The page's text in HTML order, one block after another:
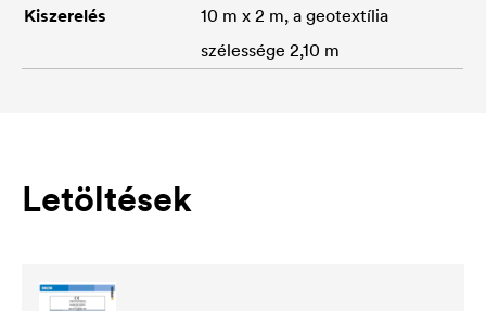
Kiszerelés
10 m x 2 m, a geotextília
szélessége 2,10 m
Letöltések